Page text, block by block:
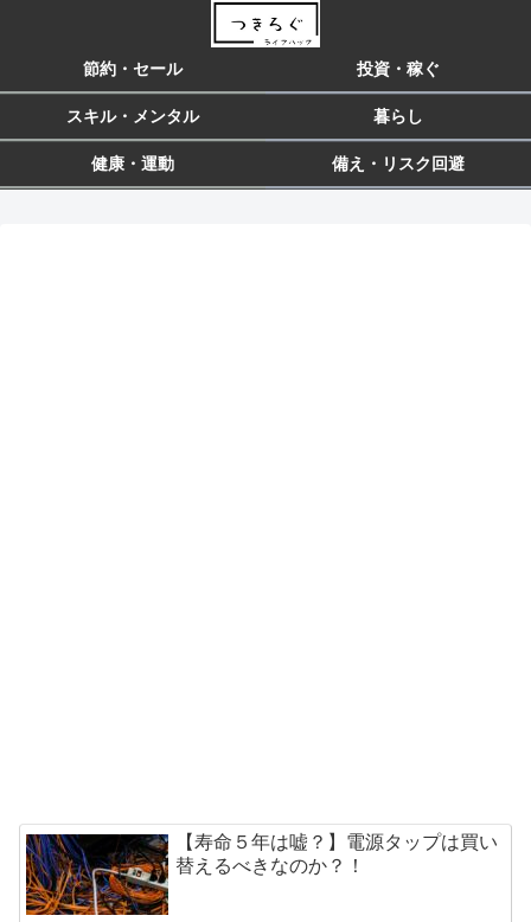
節約・セール 投資・稼ぐ
スキル・メンタル 暮らし
健康・運動 備え・リスク回避
【寿命５年は嘘？】電源タップは買い
替えるべきなのか？！